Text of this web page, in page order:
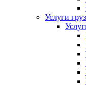
Услуги